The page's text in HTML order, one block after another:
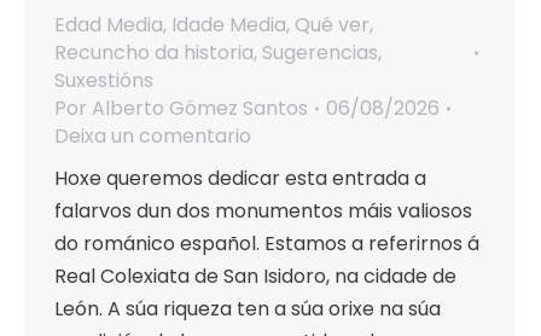
Edad Media, Idade Media, Qué ver,
Recuncho da historia, Sugerencias,
Suxestións
Por Alberto Gómez Santos
06/08/2026
Deixa un comentario
Hoxe queremos dedicar esta entrada a
falarvos dun dos monumentos máis valiosos
do románico español. Estamos a referirnos á
Real Colexiata de San Isidoro, na cidade de
León. A súa riqueza ten a súa orixe na súa